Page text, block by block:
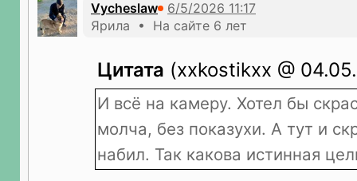
Vycheslaw
Ярила • На сайте 6 лет
Цитата (xxkostikxx @
И всё на камеру. Хотел бы
молча, без показухи. А тут и
набил. Так какова истинная